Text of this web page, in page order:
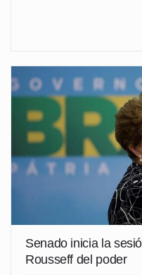
Senado inicia la
Rousseff del poder